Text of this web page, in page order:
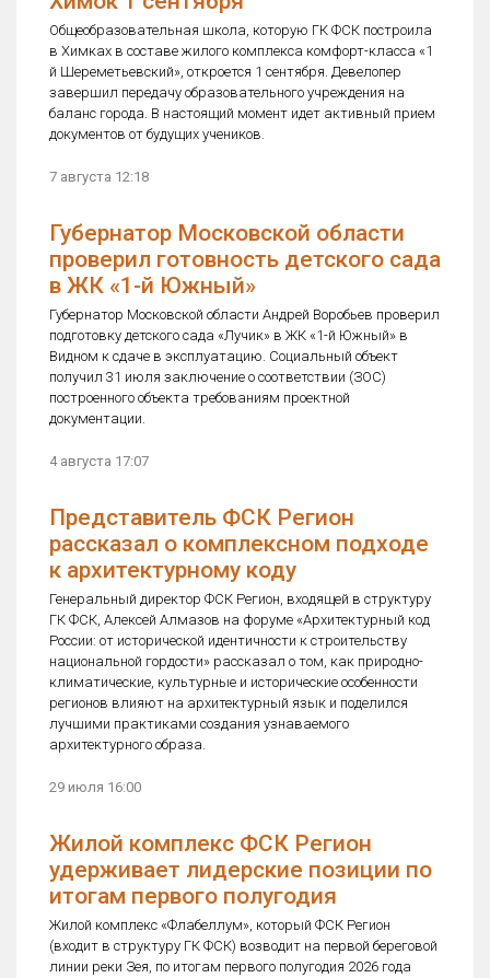
Общеобразовательная школа, которую ГК ФСК построила
в Химках в составе жилого комплекса комфорт-класса «1
й Шереметьевский», откроется 1 сентября. Девелопер
завершил передачу образовательного учреждения на
баланс города. В настоящий момент идет активный прием
документов от будущих учеников.
7 августа 12:18
Губернатор Московской области
проверил готовность детского сада
в ЖК «1-й Южный»
Губернатор Московской области Андрей Воробьев проверил
подготовку детского сада «Лучик» в ЖК «1-й Южный» в
Видном к сдаче в эксплуатацию. Социальный объект
получил 31 июля заключение о соответствии (ЗОС)
построенного объекта требованиям проектной
документации.
4 августа 17:07
Представитель ФСК Регион
рассказал о комплексном подходе
к архитектурному коду
Генеральный директор ФСК Регион, входящей в структуру
ГК ФСК, Алексей Алмазов на форуме «Архитектурный код
России: от исторической идентичности к строительству
национальной гордости» рассказал о том, как природно-
климатические, культурные и исторические особенности
регионов влияют на архитектурный язык и поделился
лучшими практиками создания узнаваемого
архитектурного образа.
29 июля 16:00
Жилой комплекс ФСК Регион
удерживает лидерские позиции по
итогам первого полугодия
Жилой комплекс «Флабеллум», который ФСК Регион
(входит в структуру ГК ФСК) возводит на первой береговой
линии реки Зея, по итогам первого полугодия 2026 года